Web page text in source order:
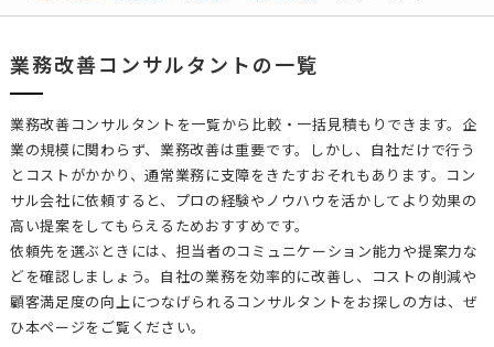
【飲食店サービスマニュアルの作成】
業務改善コンサルティングの相談・提案依頼
業務改善コンサルタントの一覧
業務改善コンサルタントを一覧から比較・一括見積もりできます。企
業の規模に関わらず、業務改善は重要です。しかし、自社だけで行う
とコストがかかり、通常業務に支障をきたすおそれもあります。コン
サル会社に依頼すると、プロの経験やノウハウを活かしてより効果の
高い提案をしてもらえるためおすすめです。
依頼先を選ぶときには、担当者のコミュニケーション能力や提案力な
どを確認しましょう。自社の業務を効率的に改善し、コストの削減や
顧客満足度の向上につなげられるコンサルタントをお探しの方は、ぜ
ひ本ページをご覧ください。